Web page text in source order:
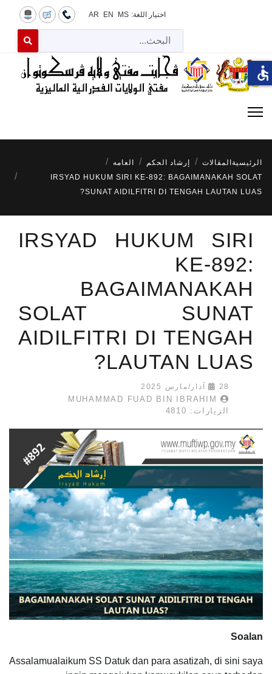
اختيار اللغة: MS
EN
AR
for results.
الرئيسية المقالات إرشاد الحكم
العامه
IRSYAD HUKUM SIRI KE-892: BAGAIMANAKAH SOLAT
SUNAT AIDILFITRI DI TENGAH LAUTAN LUAS?
IRSYAD HUKUM SIRI
KE-892:
BAGAIMANAKAH
SOLAT SUNAT
AIDILFITRI DI TENGAH
LAUTAN LUAS?
28 آذار/مارس 2025
MUHAMMAD FUAD BIN IBRAHIM
الزيارات: 4810
Soalan
Assalamualaikum SS Datuk dan para asatizah, di sini saya
accessible